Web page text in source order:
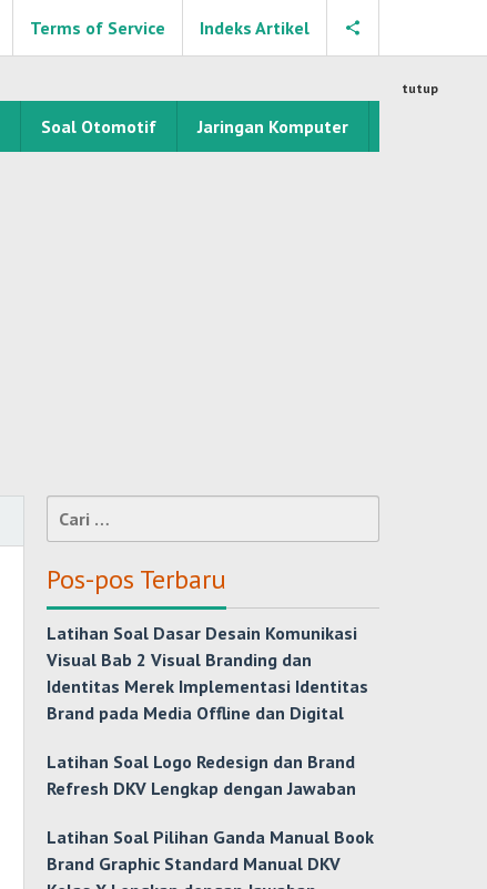
Terms of Service Indeks Artikel
Soal Otomotif Jaringan Komputer
tutup
Cari
untuk:
Pos-pos Terbaru
Latihan Soal Dasar Desain Komunikasi
Visual Bab 2 Visual Branding dan
Identitas Merek Implementasi Identitas
Brand pada Media Offline dan Digital
Latihan Soal Logo Redesign dan Brand
Refresh DKV Lengkap dengan Jawaban
Latihan Soal Pilihan Ganda Manual Book
Brand Graphic Standard Manual DKV